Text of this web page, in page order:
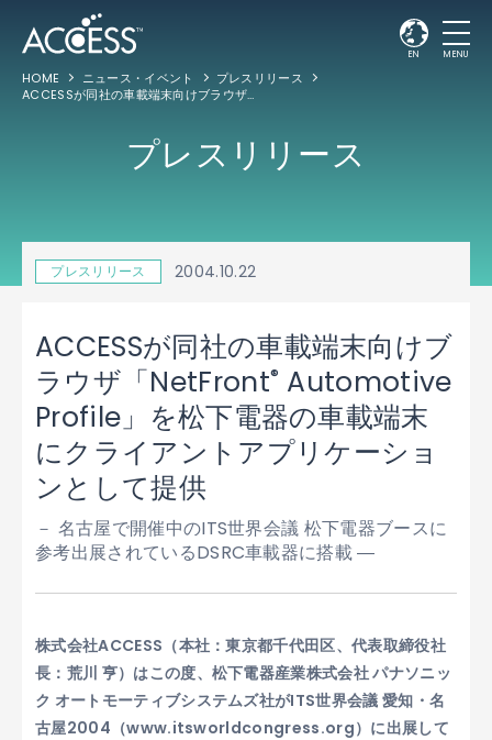
EN MENU
HOME ニュース・イベント
プレスリリース
ACCESSが同社の車載端末向けブラウザ「NetFront
プレスリリース
プレスリリース 2004.10.22
ACCESSが同社の車載端末向けブ
ラウザ「NetFront® Automotive
Profile」を松下電器の車載端末
にクライアントアプリケーショ
ンとして提供
－ 名古屋で開催中のITS世界会議 松下電器ブースに
参考出展されているDSRC車載器に搭載 ―
株式会社ACCESS（本社：東京都千代田区、代表取締役社
長：荒川 亨）はこの度、松下電器産業株式会社 パナソニッ
ク オートモーティブシステムズ社がITS世界会議 愛知・名
古屋2004（www.itsworldcongress.org）に出展して